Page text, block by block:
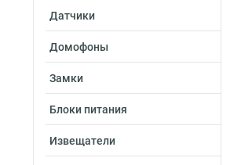
Датчики
Домофоны
Замки
Блоки питания
Извещатели